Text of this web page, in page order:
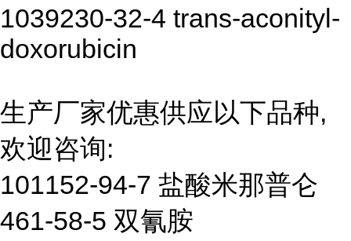
1039230-32-4 trans-aconityl-
doxorubicin
生产厂家优惠供应以下品种,
欢迎咨询:
101152-94-7 盐酸米那普仑
461-58-5 双氰胺